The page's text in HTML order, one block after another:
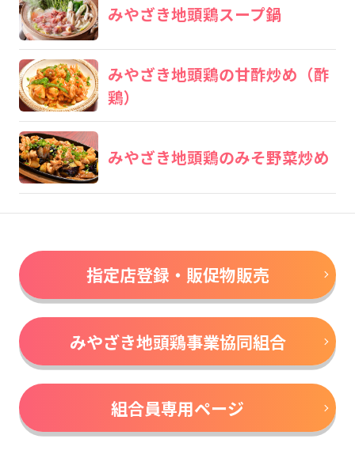
みやざき地頭鶏スープ鍋
みやざき地頭鶏の甘酢炒め（酢
鶏）
みやざき地頭鶏のみそ野菜炒め
指定店登録・販促物販売
みやざき地頭鶏事業協同組合
組合員専用ページ